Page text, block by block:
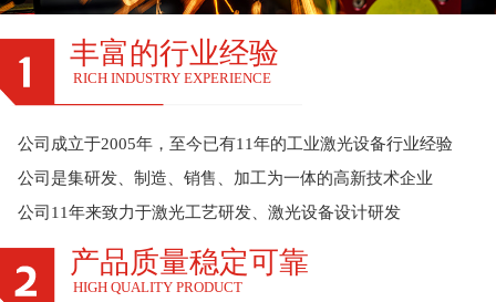
丰富的行业经验
RICH INDUSTRY EXPERIENCE
公司成立于2005年，至今已有11年的工业激光设备行业经验
公司是集研发、制造、销售、加工为一体的高新技术企业
公司11年来致力于激光工艺研发、激光设备设计研发
产品质量稳定可靠
HIGH QUALITY PRODUCT